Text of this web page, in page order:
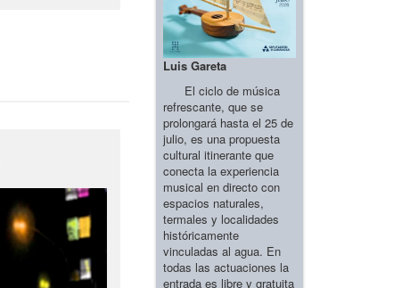
Luis Gareta
El ciclo de música
refrescante, que se
prolongará hasta el 25 de
julio, es una propuesta
cultural itinerante que
conecta la experiencia
musical en directo con
espacios naturales,
termales y localidades
históricamente
vinculadas al agua. En
todas las actuaciones la
entrada es libre y gratuita